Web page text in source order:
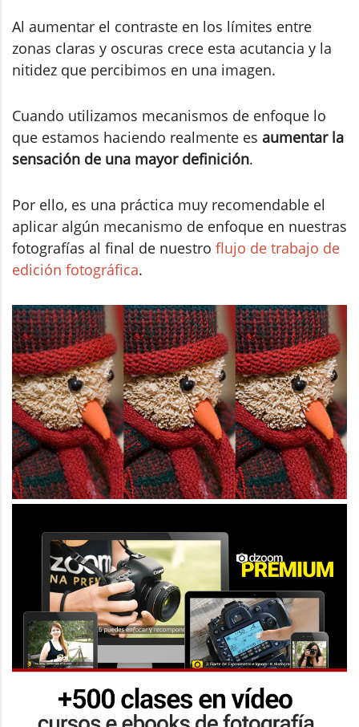
Al aumentar el contraste en los límites entre
zonas claras y oscuras crece esta acutancia y la
nitidez que percibimos en una imagen.
Cuando utilizamos mecanismos de enfoque lo
que estamos haciendo realmente es aumentar la
sensación de una mayor definición.
Por ello, es una práctica muy recomendable el
aplicar algún mecanismo de enfoque en nuestras
fotografías al final de nuestro flujo de trabajo de
edición fotográfica.